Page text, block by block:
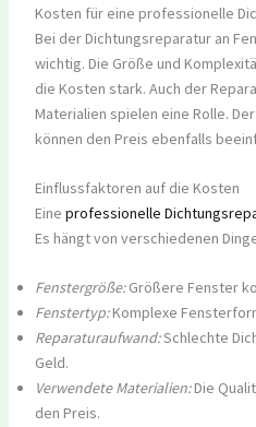
Kosten für eine professionelle
Bei der Dichtungsreparatur an
wichtig. Die Größe und
die Kosten stark. Auch der
Materialien spielen eine Rolle.
können den Preis ebenfalls
Einflussfaktoren auf die Kosten
Eine professionelle
Es hängt von verschiedenen
Fenstergröße:Größere Fenster
Fenstertyp:Komplexe
Reparaturaufwand:Schlechte
Geld.
Verwendete Materialien:Die
den Preis.